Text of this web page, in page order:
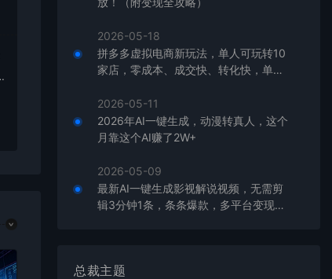
2026-05-18
拼多多虚拟电商新玩法，单人可玩转10
家店，零成本、成交快、转化快，单店
2026-05-11
2026年AI一键生成，动漫转真人，这个
月靠这个AI赚了2W+
2026-05-09
最新AI一键生成影视解说视频，无需剪
辑3分钟1条，条条爆款，多平台变现日
总裁主题